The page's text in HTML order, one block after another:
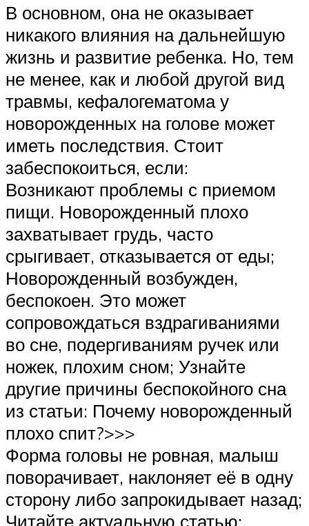
В основном, она не оказывает
никакого влияния на дальнейшую
жизнь и развитие ребенка. Но, тем
не менее, как и любой другой вид
травмы, кефалогематома у
новорожденных на голове может
иметь последствия. Стоит
забеспокоиться, если:
Возникают проблемы с приемом
пищи. Новорожденный плохо
захватывает грудь, часто
срыгивает, отказывается от еды;
Новорожденный возбужден,
беспокоен. Это может
сопровождаться вздрагиваниями
во сне, подергиваниям ручек или
ножек, плохим сном; Узнайте
другие причины беспокойного сна
из статьи: Почему новорожденный
плохо спит?>>>
Форма головы не ровная, малыш
поворачивает, наклоняет её в одну
сторону либо запрокидывает назад;
Читайте актуальную статью: